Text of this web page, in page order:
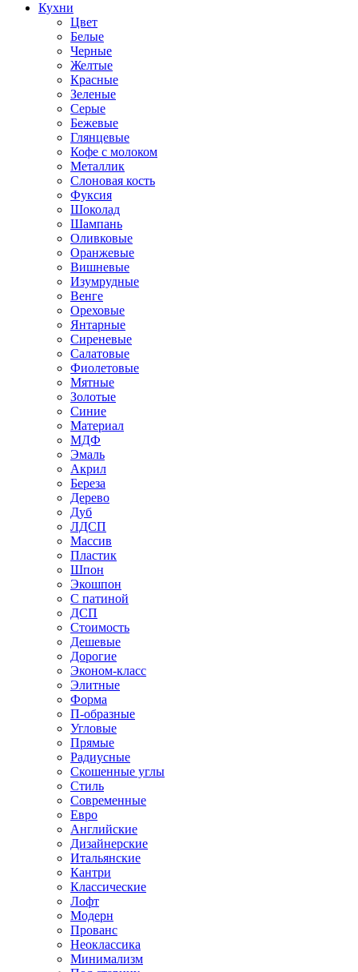
Кухни
Цвет
Белые
Черные
Желтые
Красные
Зеленые
Серые
Бежевые
Глянцевые
Кофе с молоком
Металлик
Слоновая кость
Фуксия
Шоколад
Шампань
Оливковые
Оранжевые
Вишневые
Изумрудные
Венге
Ореховые
Янтарные
Сиреневые
Салатовые
Фиолетовые
Мятные
Золотые
Синие
Материал
МДФ
Эмаль
Акрил
Береза
Дерево
Дуб
ЛДСП
Массив
Пластик
Шпон
Экошпон
С патиной
ДСП
Стоимость
Дешевые
Дорогие
Эконом-класс
Элитные
Форма
П-образные
Угловые
Прямые
Радиусные
Скошенные углы
Стиль
Современные
Евро
Английские
Дизайнерские
Итальянские
Кантри
Классические
Лофт
Модерн
Прованс
Неоклассика
Минимализм